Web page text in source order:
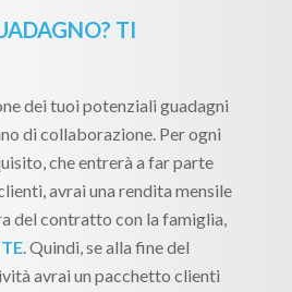
TI
dei tuoi potenziali guadagni
di collaborazione. Per ogni
che entrerà a far parte
avrai una rendita mensile
del contratto con la famiglia,
. Quindi, se alla fine del
avrai un pacchetto clienti